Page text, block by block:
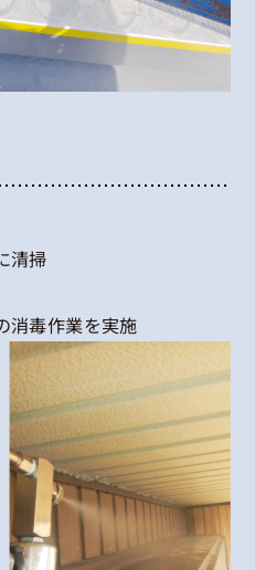
清掃
消毒作業を実施